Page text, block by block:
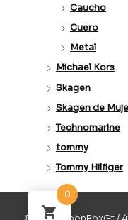
Caucho
Cuero
Metal
Michael Kors
Skagen
Skagen de
Technomarine
tommy
Tommy Hilfiger
0